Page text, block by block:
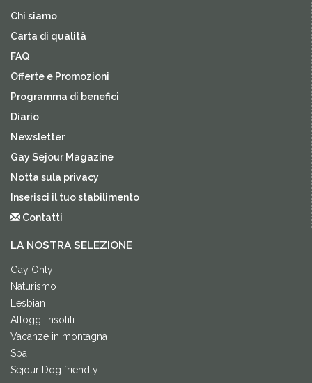
Chi siamo
Carta di qualità
FAQ
Offerte e Promozioni
Programma di benefici
Diario
Newsletter
Gay Sejour Magazine
Notta sula privacy
Inserisci il tuo stabilimento
Contatti
LA NOSTRA SELEZIONE
Gay Only
Naturismo
Lesbian
Alloggi insoliti
Vacanze in montagna
Spa
Séjour Dog friendly